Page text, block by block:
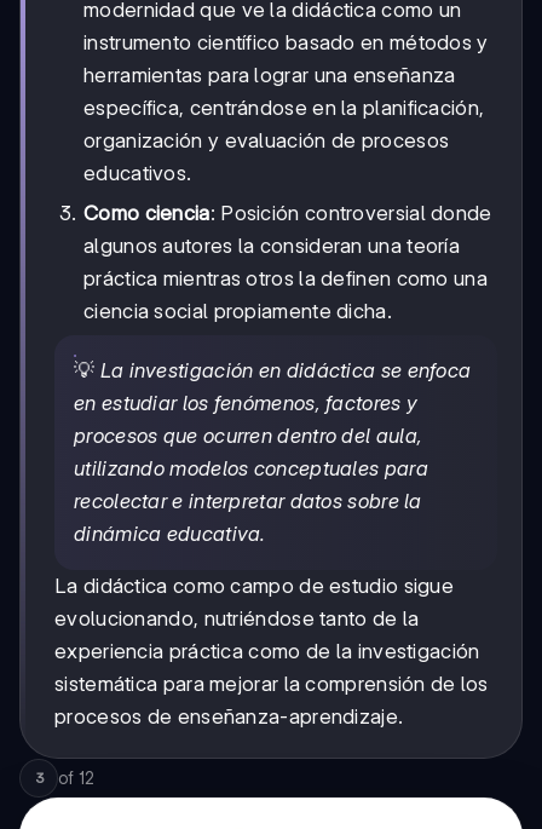
modernidad que ve la didáctica como un
instrumento científico basado en métodos y
herramientas para lograr una enseñanza
específica, centrándose en la planificación,
organización y evaluación de procesos
educativos.
Como ciencia: Posición controversial donde
algunos autores la consideran una teoría
práctica mientras otros la definen como una
ciencia social propiamente dicha.
💡 La investigación en didáctica se enfoca
en estudiar los fenómenos, factores y
procesos que ocurren dentro del aula,
utilizando modelos conceptuales para
recolectar e interpretar datos sobre la
dinámica educativa.
La didáctica como campo de estudio sigue
evolucionando, nutriéndose tanto de la
experiencia práctica como de la investigación
sistemática para mejorar la comprensión de los
procesos de enseñanza-aprendizaje.
3 of 12